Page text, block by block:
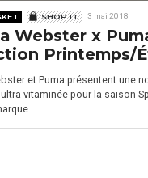
SHOP IT 3 mai 2018
Webster x
Printemps/
et Puma présentent une
vitaminée pour la saison